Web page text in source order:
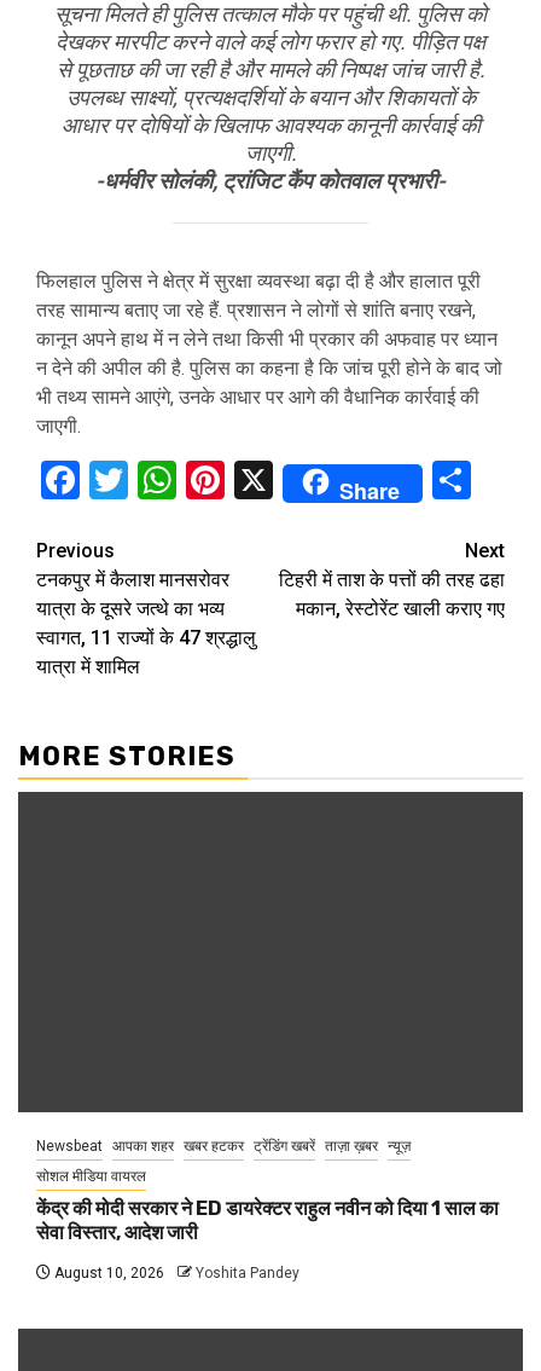
सूचना मिलते ही पुलिस तत्काल मौके पर पहुंची थी. पुलिस को
देखकर मारपीट करने वाले कई लोग फरार हो गए. पीड़ित पक्ष
से पूछताछ की जा रही है और मामले की निष्पक्ष जांच जारी है.
उपलब्ध साक्ष्यों, प्रत्यक्षदर्शियों के बयान और शिकायतों के
आधार पर दोषियों के खिलाफ आवश्यक कानूनी कार्रवाई की
जाएगी.
-धर्मवीर सोलंकी, ट्रांजिट कैंप कोतवाल प्रभारी-
फिलहाल पुलिस ने क्षेत्र में सुरक्षा व्यवस्था बढ़ा दी है और हालात पूरी
तरह सामान्य बताए जा रहे हैं. प्रशासन ने लोगों से शांति बनाए रखने,
कानून अपने हाथ में न लेने तथा किसी भी प्रकार की अफवाह पर ध्यान
न देने की अपील की है. पुलिस का कहना है कि जांच पूरी होने के बाद जो
भी तथ्य सामने आएंगे, उनके आधार पर आगे की वैधानिक कार्रवाई की
जाएगी.
Facebook
Twitter
WhatsApp
Pinterest
X Share
Continue
Reading
Previous
टनकपुर में कैलाश मानसरोवर
यात्रा के दूसरे जत्थे का भव्य
स्वागत, 11 राज्यों के 47 श्रद्धालु
यात्रा में शामिल
Next
टिहरी में ताश के पत्तों की तरह ढहा
मकान, रेस्टोरेंट खाली कराए गए
MORE STORIES
Newsbeat आपका शहर खबर हटकर ट्रेंडिंग खबरें ताज़ा ख़बर न्यूज़
सोशल मीडिया वायरल
केंद्र की मोदी सरकार ने ED डायरेक्टर राहुल नवीन को दिया 1 साल का
सेवा विस्तार, आदेश जारी
August 10, 2026 Yoshita Pandey